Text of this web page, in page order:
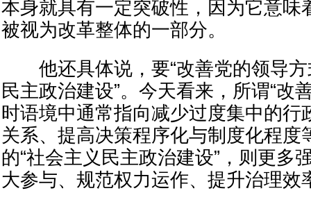
本身就具有一定突破性，因为它意味
被视为改革整体的一部分。
他还具体说，要“改善党的领导方
民主政治建设”。今天看来，所谓“改
时语境中通常指向减少过度集中的行
关系、提高决策程序化与制度化程度
的“社会主义民主政治建设”，则更多
大参与、规范权力运作、提升治理效